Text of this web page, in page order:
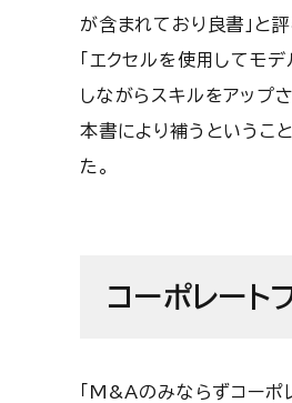
が含まれており良書」と
「エクセルを使用してモ
しながらスキルをアップ
本書により補うというこ
た。
コーポレート
「M&Aのみならずコーポ